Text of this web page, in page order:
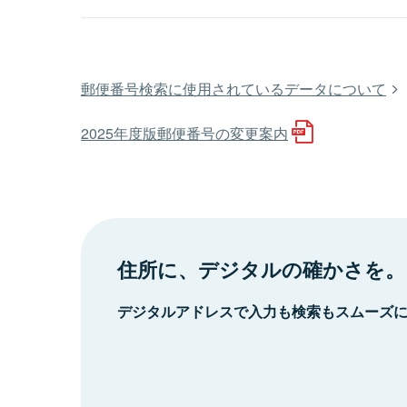
郵便番号検索に使用されているデータについて
2025年度版郵便番号の変更案内
住所に、デジタルの確かさを。
デジタルアドレスで入力も検索もスムーズ